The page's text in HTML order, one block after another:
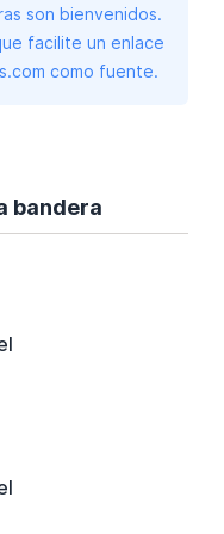
son bienvenidos.
facilite un enlace
como fuente.
bandera